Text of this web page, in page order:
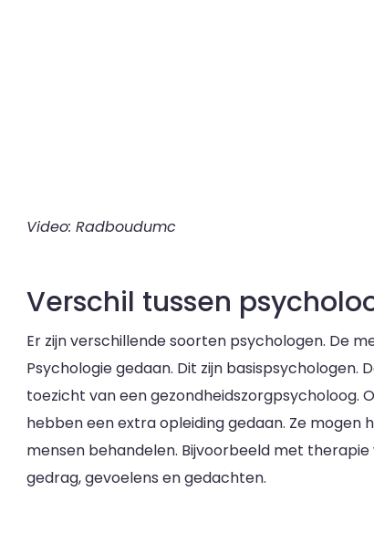
Video: Radboudumc
Verschil tussen
Er zijn verschillende soorten psychologen. De
Psychologie gedaan. Dit zijn basispsychologen.
toezicht van een gezondheidszorgpsycholoog.
hebben een extra opleiding gedaan. Ze mogen
mensen behandelen. Bijvoorbeeld met
gedrag, gevoelens en gedachten.